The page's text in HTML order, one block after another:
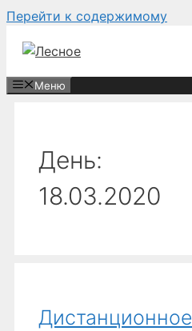
Перейти к содержимому
Меню
День:
18.03.2020
Дистанционное